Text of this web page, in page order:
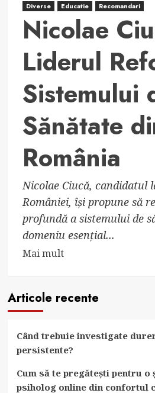
Diverse Educatie Recomandari
Nicolae
Liderul
Sistemului
Sănătate
România
Nicolae Ciucă, candidatul
României, își propune să
profundă a sistemului de
domeniu esențial...
Mai multRead
Nicolae
Liderul
Reformei
Sistemului
de
Articole recente
Când trebuie investigate
persistente?
Cum să te pregătești pentru o
psiholog online din confortul